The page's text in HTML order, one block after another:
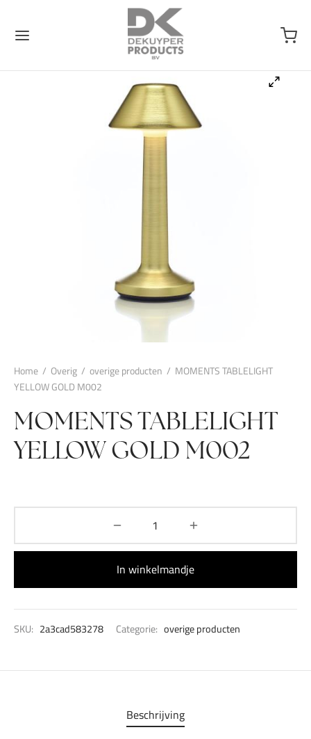
Home / Overig / overige producten / MOMENTS TABLELIGHT
YELLOW GOLD M002
MOMENTS TABLELIGHT
YELLOW GOLD M002
In winkelmandje
SKU: 2a3cad583278 Categorie: overige producten
Beschrijving